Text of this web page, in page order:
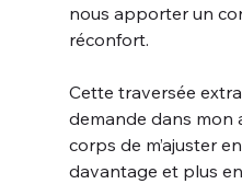
nous apporter un
réconfort.
Cette traversée
demande dans mon
corps de m’ajuster
davantage et plus